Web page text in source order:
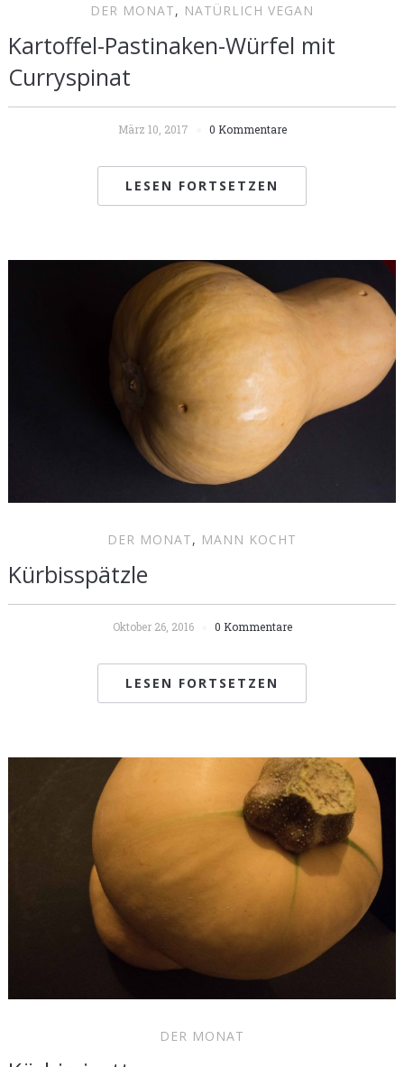
DER MONAT, NATÜRLICH VEGAN
Kartoffel-Pastinaken-Würfel mit
Curryspinat
März 10, 2017 0 Kommentare
LESEN FORTSETZEN
DER MONAT, MANN KOCHT
Kürbisspätzle
Oktober 26, 2016 0 Kommentare
LESEN FORTSETZEN
DER MONAT